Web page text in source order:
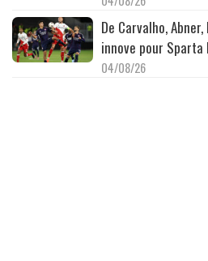
De Carvalho,
innove pour Sparta
04/08/26